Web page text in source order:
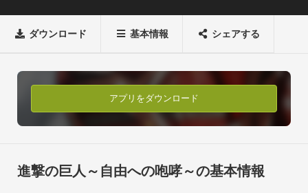
は、人知れず、ごくわずかの人類が生存している。
過去に重大な罪を犯したもの、そして、政府が恐れる程の"重要
な機密"を知ってしまった者は、その罪を問われ、密かに"壁外
追放"の極刑が与えられる。
き延びる者達は独自に小さな集落を形成し、世界のどこかで生
存を果たしているという。
ダウンロード 基本情報 シェアする
アプリをダウンロード
進撃の巨人～自由への咆哮～の基本情報